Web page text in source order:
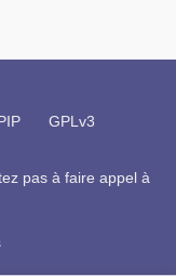
GPLv3
pas à faire appel à